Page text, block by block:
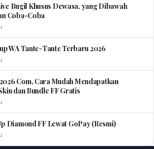
Bugil Khusus Dewasa, yang Dibawah
Coba-Coba
WA Tante-Tante Terbaru 2026
Com, Cara Mudah Mendapatkan
dan Bundle FF Gratis
Diamond FF Lewat GoPay (Resmi)